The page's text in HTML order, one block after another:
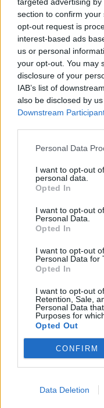
section to confirm
opt-out request is
interest-based ads
us or personal
your opt-out. You may
disclosure of your
IAB’s list of
also be disclosed by
Downstream
Personal Data
I want to opt-out
personal data.
Opted In
I want to opt-out
Personal Data.
Opted In
I want to opt-out
Personal Data for
Opted In
I want to opt-out
Retention, Sale,
Personal Data
Purposes for
Opted Out
CONFIRM
Data Deletion